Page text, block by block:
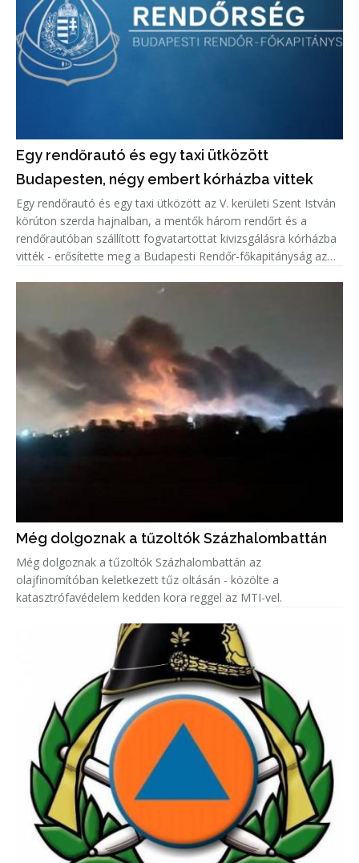
Egy rendőrautó és egy taxi ütközött
Budapesten, négy embert kórházba vittek
Egy rendőrautó és egy taxi ütközött az V. kerületi Szent István
körúton szerda hajnalban, a mentők három rendőrt és a
rendőrautóban szállított fogvatartottat kivizsgálásra kórházba
vitték - erősítette meg a Budapesti Rendőr-főkapitányság az
Még dolgoznak a tűzoltók Százhalombattán
Még dolgoznak a tűzoltók Százhalombattán az
olajfinomítóban keletkezett tűz oltásán - közölte a
katasztrófavédelem kedden kora reggel az MTI-vel.